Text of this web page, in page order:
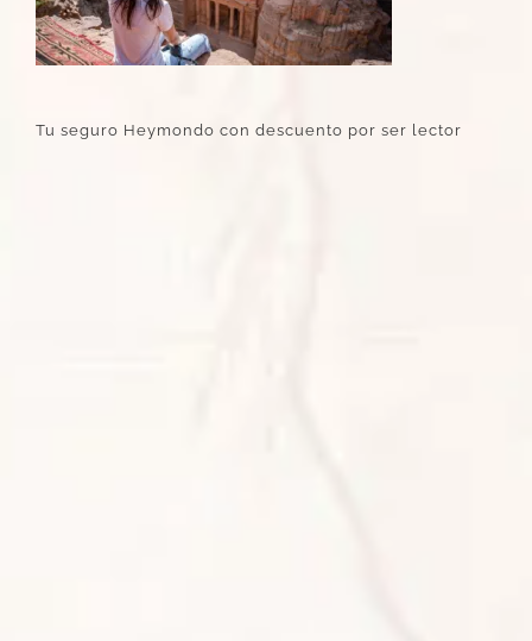
Tu seguro Heymondo con descuento por ser lector